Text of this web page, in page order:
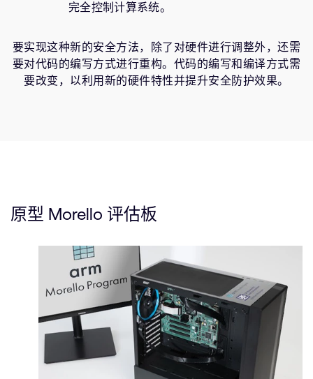
完全控制计算系统。
要实现这种新的安全方法，除了对硬件进行调整外，还需
要对代码的编写方式进行重构。代码的编写和编译方式需
要改变，以利用新的硬件特性并提升安全防护效果。
原型 Morello 评估板